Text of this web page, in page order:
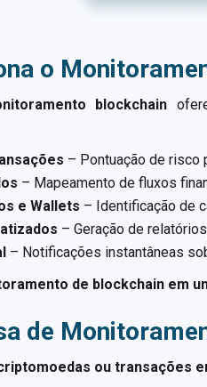
o
blockchain
– Pontuação de risco
– Mapeamento de fluxos
e Wallets – Identificação de
– Geração de
– Notificações instantâneas
de blockchain em
de
ou transações